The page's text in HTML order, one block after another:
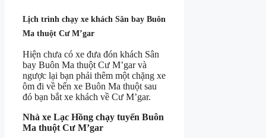
Lịch trình chạy xe khách Sân bay Buôn
Ma thuột Cư M’gar
Hiện chưa có xe đưa đón khách Sân
bay Buôn Ma thuột Cư M’gar và
ngược lại bạn phải thêm một chặng xe
ôm đi về bến xe Buôn Ma thuột sau
đó bạn bắt xe khách về Cư M’gar.
Nhà xe Lạc Hồng chạy tuyến Buôn
Ma thuột Cư M’gar